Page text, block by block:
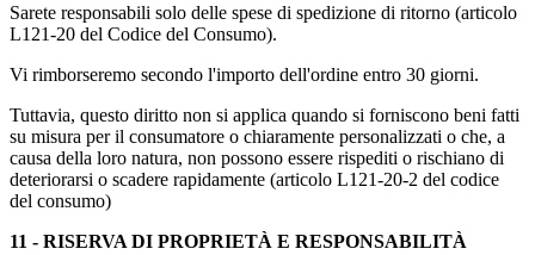
Sarete responsabili solo delle spese di spedizione di ritorno (articolo
L121-20 del Codice del Consumo).
Vi rimborseremo secondo l'importo dell'ordine entro 30 giorni.
Tuttavia, questo diritto non si applica quando si forniscono beni fatti
su misura per il consumatore o chiaramente personalizzati o che, a
causa della loro natura, non possono essere rispediti o rischiano di
deteriorarsi o scadere rapidamente (articolo L121-20-2 del codice
del consumo)
11 - RISERVA DI PROPRIETÀ E RESPONSABILITÀ